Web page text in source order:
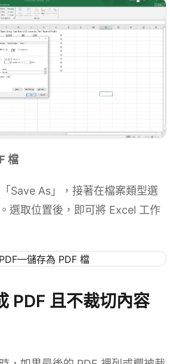
檔
Save As」，接著在檔案類型選
選取位置後，即可將 Excel 工作
PDF 且不裁切內容